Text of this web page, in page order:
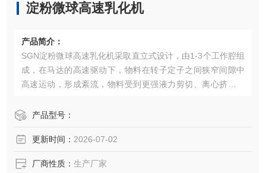
淀粉微球高速乳化机
产品简介：
SGN淀粉微球高速乳化机采取直立式设计，由1-3个工作腔组
成，在马达的高速驱动下，物料在转子定子之间狭窄间隙中
高速运动，形成紊流，物料受到更强液力剪切、离心挤压、
破碎的效果。
产品型号：
更新时间： 2026-07-02
厂商性质： 生产厂家